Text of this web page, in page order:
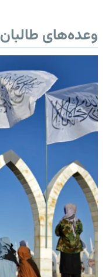
وعده‌های طالبان